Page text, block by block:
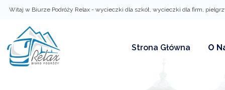
Witaj w Biurze Podróży Relax - wycieczki dla szkół, wycieczki dla firm,
Strona Główna O